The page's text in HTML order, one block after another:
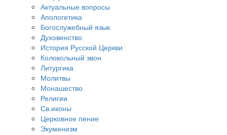
Актуальные вопросы
Апологетика
Богослужебный язык
Духовенство
История Русской Церкви
Колокольный звон
Литургика
Молитвы
Монашество
Религии
Св.иконы
Церковное пение
Экуменизм